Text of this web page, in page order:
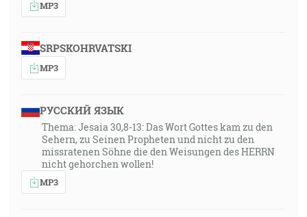
MP3
SRPSKOHRVATSKI
MP3
РУССКИЙ ЯЗЫК
Thema: Jesaia 30,8-13: Das Wort Gottes kam zu den
Sehern, zu Seinen Propheten und nicht zu den
missratenen Söhne die den Weisungen des HERRN
nicht gehorchen wollen!
MP3